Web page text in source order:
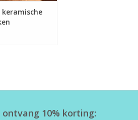
10% korting: